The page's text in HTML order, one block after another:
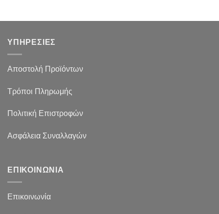
ΥΠΗΡΕΣΙΕΣ
Αποστολή Προϊόντων
Τρόποι Πληρωμής
Πολιτική Επιστροφών
Ασφάλεια Συναλλαγών
ΕΠΙΚΟΙΝΩΝΙΑ
Επικοινωνία